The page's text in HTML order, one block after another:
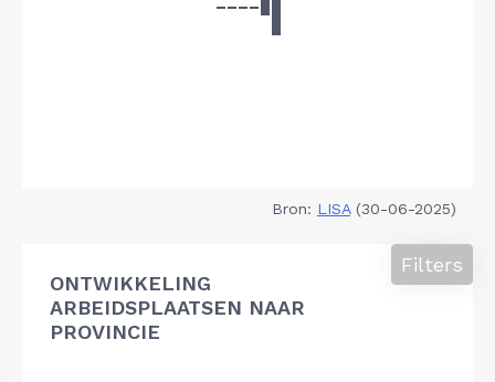
Bron: LISA(30-06-2025)
ONTWIKKELING
ARBEIDSPLAATSEN NAAR
PROVINCIE
Filters